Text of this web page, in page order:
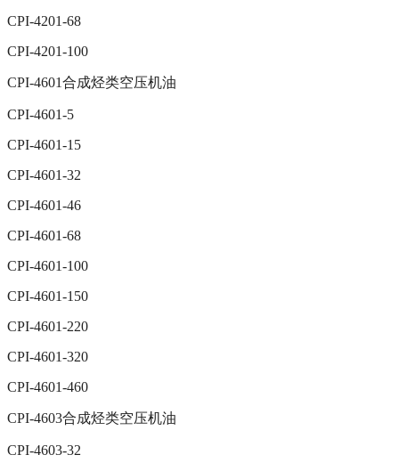
CPI-4201-68
CPI-4201-100
CPI-4601合成烃类空压机油
CPI-4601-5
CPI-4601-15
CPI-4601-32
CPI-4601-46
CPI-4601-68
CPI-4601-100
CPI-4601-150
CPI-4601-220
CPI-4601-320
CPI-4601-460
CPI-4603合成烃类空压机油
CPI-4603-32